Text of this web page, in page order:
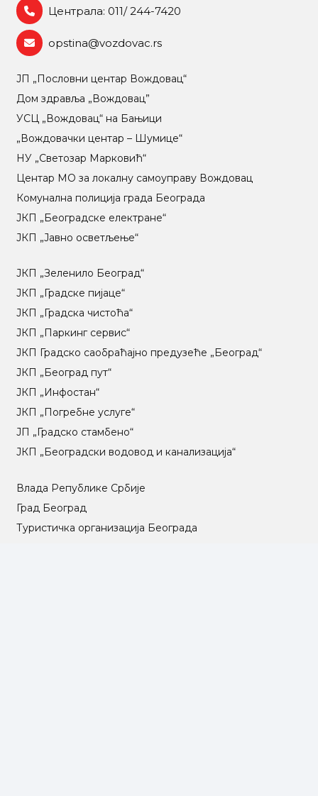
Централа: 011/ 244-7420
opstina@vozdovac.rs
ЈП „Пословни центар Вождовац“
Дом здравља „Вождовац”
УСЦ „Вождовац“ на Бањици
„Вождовачки центар – Шумице“
НУ „Светозар Марковић“
Центар МO за локалну самоуправу Вождовац
Комунална полиција града Београда
ЈКП „Београдске електране“
ЈКП „Јавно осветљење“
ЈКП „Зеленило Београд“
ЈКП „Градске пијаце“
ЈКП „Градска чистоћа“
ЈКП „Паркинг сервис“
ЈКП Градско саобраћајно предузеће „Београд“
ЈКП „Београд пут“
ЈКП „Инфостан“
ЈКП „Погребне услуге“
ЈП „Градско стамбено“
ЈКП „Београдски водовод и канализација“
Влада Републике Србије
Град Београд
Туристичка организација Београда